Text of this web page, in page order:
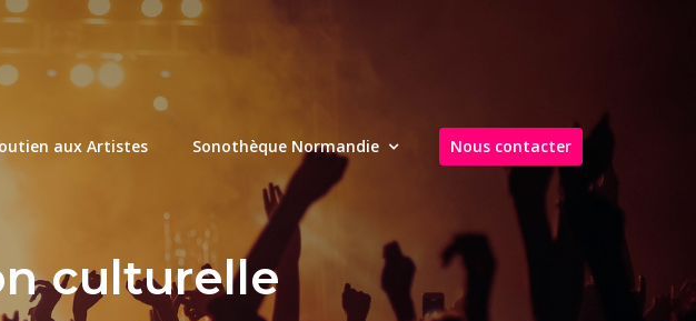
aux Artistes Sonothèque Normandie Nous contacter
culturelle